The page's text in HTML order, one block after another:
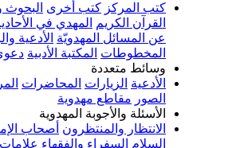
كتب المركز كتب أخرى البحوث
القرآن الكريم
المهدي في
عن المسائل المهدويّة الأدعية
المخطوطات المكتبة الأدبية
وسائط متعددة
الأدعية الزيارات المحاضرات
الصور مقاطع مهدوية
الأسئلة والأجوبة المهدوية
الانتظار والمنتظرون أصحاب
السلام السفراء والفقهاء